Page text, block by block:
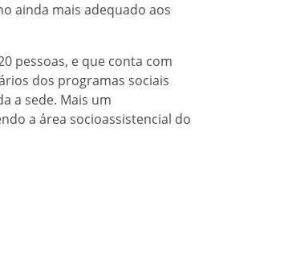
ainda mais adequado aos
pessoas, e que conta com
dos programas sociais
a sede. Mais um
a área socioassistencial do